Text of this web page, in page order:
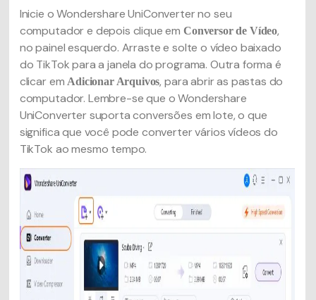
Inicie o Wondershare UniConverter no seu
computador e depois clique em Conversor de Vídeo,
no painel esquerdo. Arraste e solte o vídeo baixado
do TikTok para a janela do programa. Outra forma é
clicar emAdicionar Arquivos, para abrir as pastas do
computador. Lembre-se que o Wondershare
UniConverter suporta conversões em lote, o que
significa que você pode converter vários vídeos do
TikTok ao mesmo tempo.